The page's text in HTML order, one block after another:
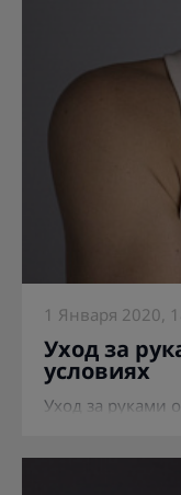
1 Января 2020,
Уход за
условиях
Уход за руками